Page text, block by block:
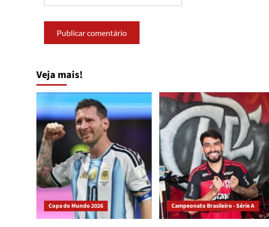
Veja mais!
Copa do Mundo 2026 Campeonato Brasileiro - Série A